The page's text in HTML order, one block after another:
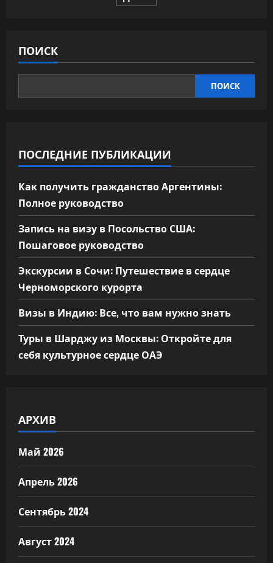
жизни,
ПОИСК
ПОИСК
ПОСЛЕДНИЕ ПУБЛИКАЦИИ
Как получить гражданство Аргентины:
Полное руководство
Запись на визу в Посольство США:
Пошаговое руководство
Экскурсии в Сочи: Путешествие в сердце
Черноморского курорта
Визы в Индию: Все, что вам нужно знать
Туры в Шарджу из Москвы: Откройте для
себя культурное сердце ОАЭ
АРХИВ
Май 2026
Апрель 2026
Сентябрь 2024
Август 2024